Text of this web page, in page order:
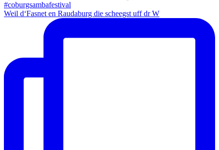
Weil d‘Fasnet en Raudaburg die scheegst uff dr W